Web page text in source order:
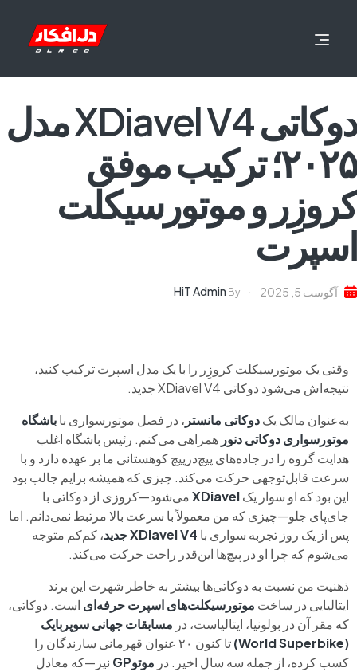
دوکاتی XDiavel V4 مدل
۲۰۲۵؛ ترکیب موفق
کروزِر و موتورسیکلت
اسپرت
آگوست 5, 2025 By
HiT Admin
وقتی یک موتورسیکلت کروزِر را با یک مدل اسپرت ترکیب کنید،
نتیجه‌اش می‌شود دوکاتی XDiavel V4 جدید.
به‌عنوان مالک یکدوکاتی مانستر ، در فصل موتورسواری باباشگاه
موتورسواری دوکاتی دنور همراهی می‌کنم. رئیس باشگاه اغلب
هدایت گروه را در جاده‌های پیچ‌در‌پیچ کوهستانی ما بر عهده دارد و با
سرعت قابل‌توجهی حرکت می‌کند. چیزی که همیشه برایم جالب بود
این بود که او سوار یکXDiavelمی‌شود—کروزی از دوکاتی با
جای‌پای جلو—چیزی که من معمولاً با سرعت بالا مرتبط نمی‌دانم. اما
پس از یک روز تجربه سواری با XDiavel V4 جدید
، کم‌کم متوجه
می‌شوم که چرا او در پیچ‌ها این‌قدر راحت حرکت می‌کند.
ذهنیت من نسبت به دوکاتی‌ها بیشتر به خاطر شهرت این برند
ایتالیایی در ساخت موتورسیکلت‌های اسپرت حرفه‌ای است. دوکاتی،
که مقر آن در بولونیا، ایتالیاست، در مسابقات جهانی سوپربایک
(World Superbike)
تا کنون ۲۰ عنوان قهرمانی سازندگان را
کسب کرده، از جمله سه سال اخیر. در موتوGP
نیز—که معادل